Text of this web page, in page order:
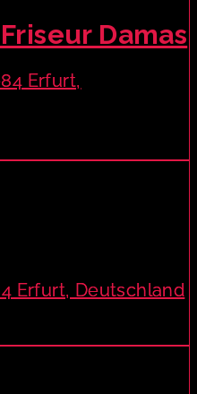
Damas
Erfurt,
Erfurt, Deutschland